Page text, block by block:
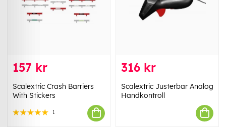
157 kr
Scalextric Crash Barriers
With Stickers
1
316 kr
Scalextric Justerbar Analog
Handkontroll